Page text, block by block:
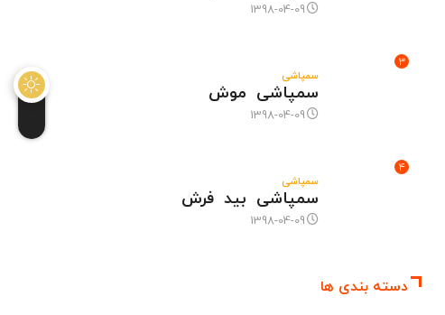
1398-04-09
3
سمپاشی
سمپاشی موش
1398-04-09
4
سمپاشی
سمپاشی بید فرش
1398-04-09
دسته بندی ها